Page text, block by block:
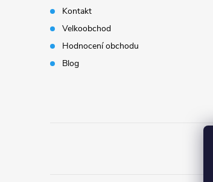
Kontakt
Velkoobchod
Hodnocení obchodu
Blog